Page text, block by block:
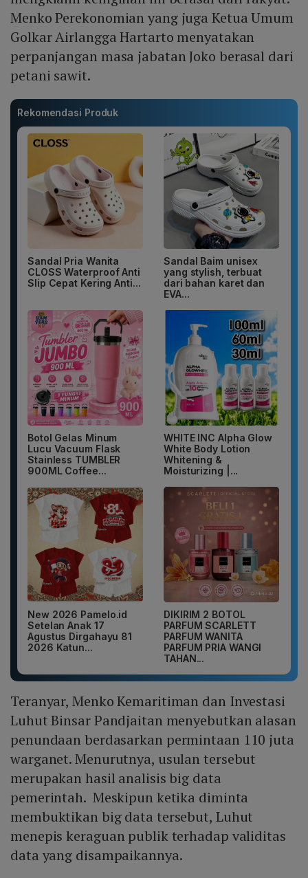
Menko Perekonomian yang juga Ketua Umum
Golkar Airlangga Hartarto menyatakan
perpanjangan masa jabatan Joko berasal dari
petani sawit.
Rekomendasi Produk
Sandal Pria Wanita
CLOSS Waterproof Anti
Slip Cepat Kering Anti...
Sandal Baim unisex
yang stylish, terbuat
dari bahan karet dan
EVA...
Botol Gelas Minum
Lucu Vacuum Flask
Stainless TUMBLER
900ML Coffee...
WHITE INC Alpha Glow
White Body Lotion
Whitening &
Moisturizing |...
New 2026 Pamelo.id
Setelan Anak 17
Agustus Dirgahayu 81
2026 Katun...
DIKIRIM 2 BOTOL
PARFUM SCARLETT
PARFUM WANITA
PARFUM PRIA WANGI
TAHAN...
Teranyar, Menko Kemaritiman dan Investasi
Luhut Binsar Pandjaitan menyebutkan alasan
penundaan berdasarkan permintaan 110 juta
warganet. Menurutnya, usulan tersebut
merupakan hasil analisis big data
pemerintah. Meskipun ketika diminta
membuktikan big data tersebut, Luhut
menepis keraguan publik terhadap validitas
data yang disampaikannya.